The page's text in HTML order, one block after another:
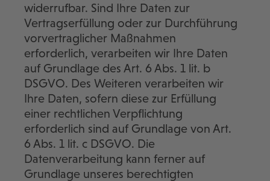
widerrufbar. Sind Ihre Daten zur
Vertragserfüllung oder zur Durchführung
vorvertraglicher Maßnahmen
erforderlich, verarbeiten wir Ihre Daten
auf Grundlage des Art. 6 Abs. 1 lit. b
DSGVO. Des Weiteren verarbeiten wir
Ihre Daten, sofern diese zur Erfüllung
einer rechtlichen Verpflichtung
erforderlich sind auf Grundlage von Art.
6 Abs. 1 lit. c DSGVO. Die
Datenverarbeitung kann ferner auf
Grundlage unseres berechtigten